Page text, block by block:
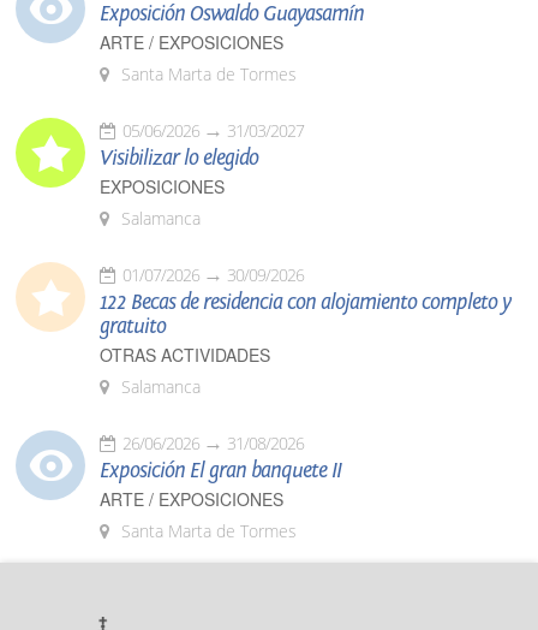
Exposición Oswaldo Guayasamín
ARTE / EXPOSICIONES
Santa Marta de Tormes
05/06/2026 31/03/2027
Visibilizar lo elegido
EXPOSICIONES
Salamanca
01/07/2026 30/09/2026
122 Becas de residencia con alojamiento completo y
gratuito
OTRAS ACTIVIDADES
Salamanca
26/06/2026 31/08/2026
Exposición El gran banquete II
ARTE / EXPOSICIONES
Santa Marta de Tormes